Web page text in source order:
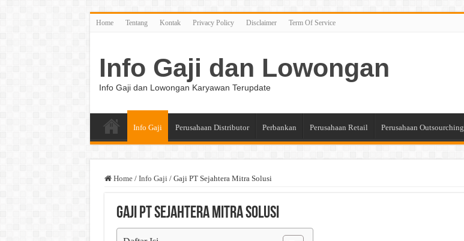
Home Tentang Kontak Privacy Policy Disclaimer Term Of Service
Info Gaji dan Lowongan
Info Gaji dan Lowongan Karyawan Terupdate
Info Gaji Perusahaan Distributor Perbankan Perusahaan Retail Perusahaan Outsourching
Home / Info Gaji / Gaji PT Sejahtera Mitra Solusi
Gaji PT Sejahtera Mitra Solusi